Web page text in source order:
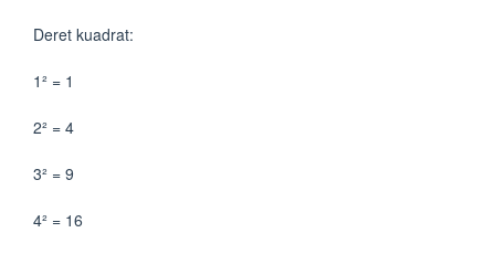
Deret kuadrat:
1² = 1
2² = 4
3² = 9
4² = 16